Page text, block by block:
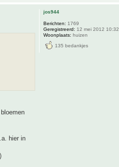
hier in
jos944
Berichten: 1769
Geregistreerd: 12 mei 2012 10:32
Woonplaats: huizen
135 bedankjes